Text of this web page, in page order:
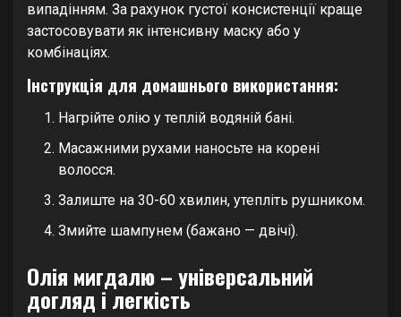
випадінням. За рахунок густої консистенції краще
застосовувати як інтенсивну маску або у
комбінаціях.
Інструкція для домашнього використання:
Нагрійте олію у теплій водяній бані.
Масажними рухами наносьте на корені
волосся.
Залиште на 30-60 хвилин, утепліть рушником.
Змийте шампунем (бажано — двічі).
Олія мигдалю – універсальний
догляд і легкість